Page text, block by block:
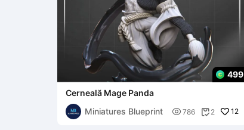
499
Cerneală Mage Panda
Miniatures Blueprint
 786  2 12